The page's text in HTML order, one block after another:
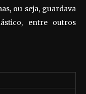
ou seja, guardava
entre outros